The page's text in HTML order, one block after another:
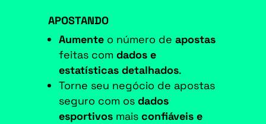
APOSTANDO
Aumente o número de apostas
feitas com dados e
estatísticas detalhados.
Torne seu negócio de apostas
seguro com os dados
esportivosmais confiáveis e